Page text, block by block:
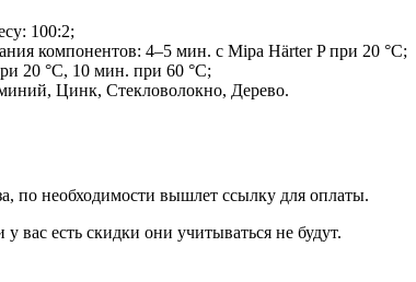
100:2;
компонентов: 4–5 мин. с Mipa Härter P при 20 °C;
20 °C, 10 мин. при 60 °C;
Цинк, Стекловолокно, Дерево.
по необходимости вышлет ссылку для оплаты.
вас есть скидки они учитываться не будут.